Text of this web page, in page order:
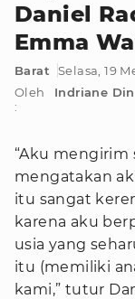
Daniel
Emma
Barat
Selasa, 19
Oleh
:
Indriane
“Aku mengirim
mengatakan
itu sangat
karena aku
usia yang
itu (memiliki
kami,” tutur